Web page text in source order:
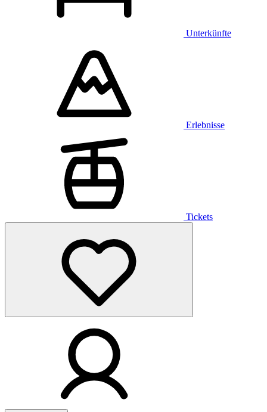
Unterkünfte
Erlebnisse
Tickets